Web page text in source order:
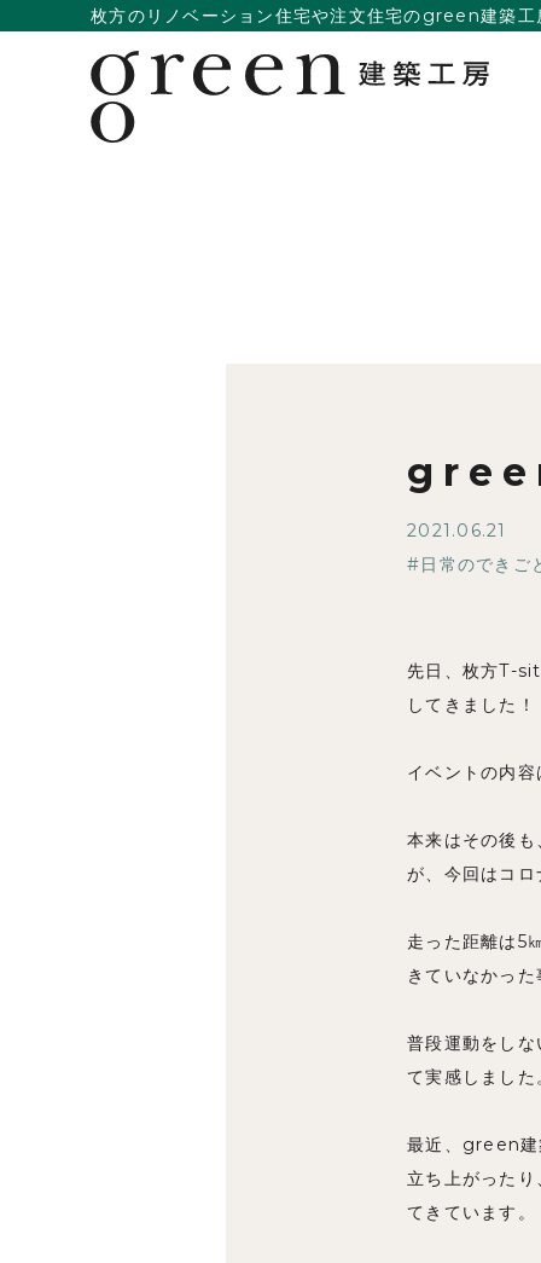
枚方のリノベーション住宅や注文住宅のgreen建築工
2021.06.21
日常のできご
先日、枚方T-
してきました！
イベントの内
本来はその後
が、今回はコ
走った距離は5
きていなかっ
普段運動をし
て実感しまし
最近、green建
立ち上がった
てきています。